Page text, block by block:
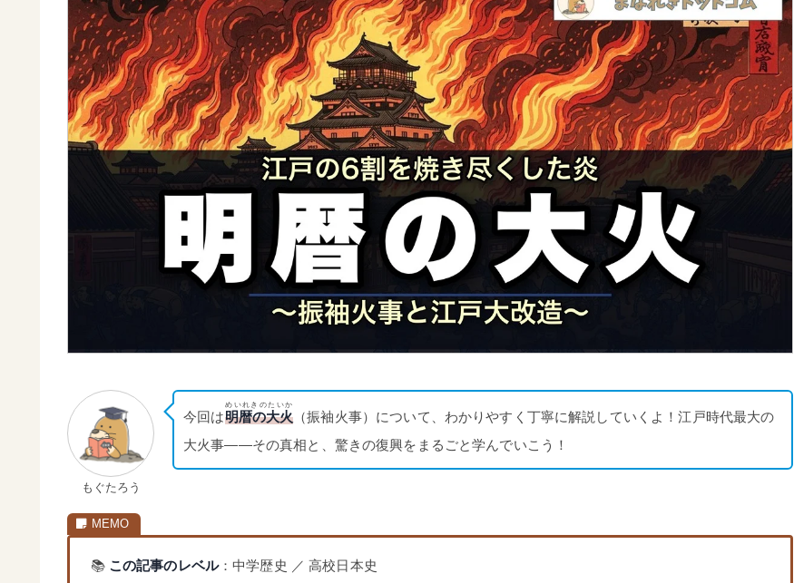
もぐたろう
今回は明暦の大火
めいれきのたいか
（振袖火事）について、わかりやすく丁寧に解説していくよ！江戸時代最大の
大火事——その真相と、驚きの復興をまるごと学んでいこう！
📚 この記事のレベル：中学歴史 ／ 高校日本史